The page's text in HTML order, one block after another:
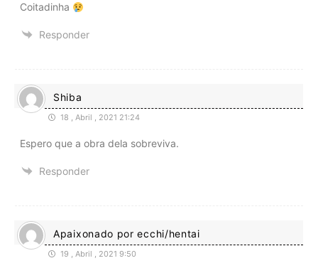
Coitadinha
Responder
Shiba
18 , Abril , 2021 21:24
Espero que a obra dela sobreviva.
Responder
Apaixonado por ecchi/hentai
19 , Abril , 2021 9:50